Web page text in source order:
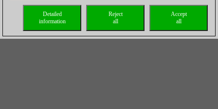
Accept
all
Reject
all
Detailed
information